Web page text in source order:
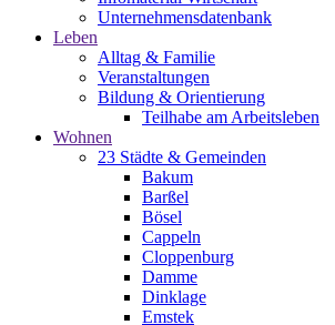
Unternehmensdatenbank
Leben
Alltag & Familie
Veranstaltungen
Bildung & Orientierung
Teilhabe am Arbeitsleben
Wohnen
23 Städte & Gemeinden
Bakum
Barßel
Bösel
Cappeln
Cloppenburg
Damme
Dinklage
Emstek